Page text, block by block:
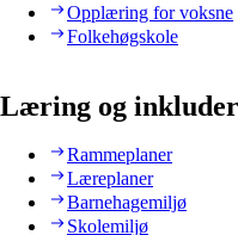
Opplæring for voksne
Folkehøgskole
Læring og
Rammeplaner
Læreplaner
Barnehagemiljø
Skolemiljø